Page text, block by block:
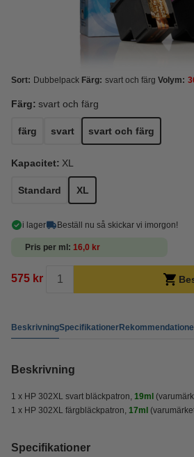
Sort: Dubbelpack Färg: svart och färg Volym:
Färg: svart och färg
färg svart svart och färg
Kapacitet: XL
Standard XL
i lager Beställ nu så skickar vi imorgon!
Pris per ml 16,0 kr
575 kr
BeskrivningSpecifikationer
Beskrivning
1 x HP 302XL svart bläckpatron, 19ml
1 x HP 302XL färgbläckpatron, 17ml
Specifikationer